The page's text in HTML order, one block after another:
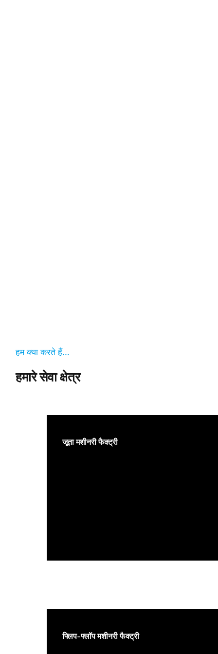
हम क्या करते हैं…
हमारे सेवा क्षेत्र
जूता मशीनरी फैक्ट्री
फ्लिप-फ्लॉप मशीनरी फैक्ट्री